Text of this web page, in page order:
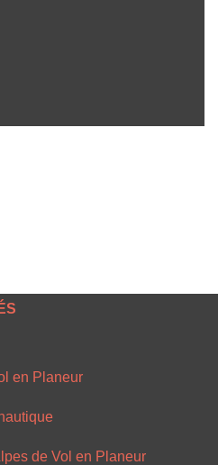
en Planeur
de Vol en Planeur